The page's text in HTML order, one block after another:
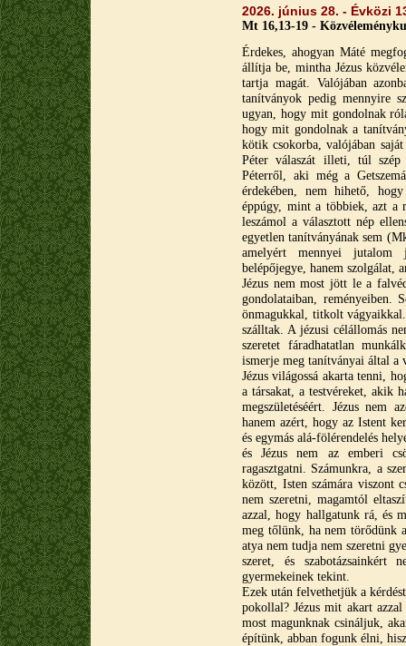
2026. június 28. - Évközi
Mt 16,13-19 -
Érdekes, ahogyan Máté
állítja be, mintha Jézus
tartja magát. Valójában
tanítványok pedig mennyire
ugyan, hogy mit gondolnak
hogy mit gondolnak a
kötik csokorba, valójában
Péter válaszát illeti, túl
Péterről, aki még a
érdekében, nem hihető,
éppúgy, mint a többiek, azt a
leszámol a választott nép
egyetlen tanítványának sem
amelyért mennyei jutalom
belépőjegye, hanem szolgálat,
Jézus nem most jött le a
gondolataiban, reményeiben.
önmagukkal, titkolt
szálltak. A jézusi célállomás
szeretet fáradhatatlan
ismerje meg tanítványai által a
Jézus világossá akarta tenni,
a társakat, a testvéreket, akik
megszületéséért. Jézus nem
hanem azért, hogy az Istent
és egymás alá-fölérendelés
és Jézus nem az emberi
ragasztgatni. Számunkra, a
között, Isten számára viszont
nem szeretni, magamtól
azzal, hogy hallgatunk rá, és
meg tőlünk, ha nem törődünk
atya nem tudja nem szeretni
szeret, és szabotázsainkért
gyermekeinek tekint.
Ezek után felvethetjük a
pokollal? Jézus mit akart
most magunknak csináljuk,
építünk, abban fogunk élni,